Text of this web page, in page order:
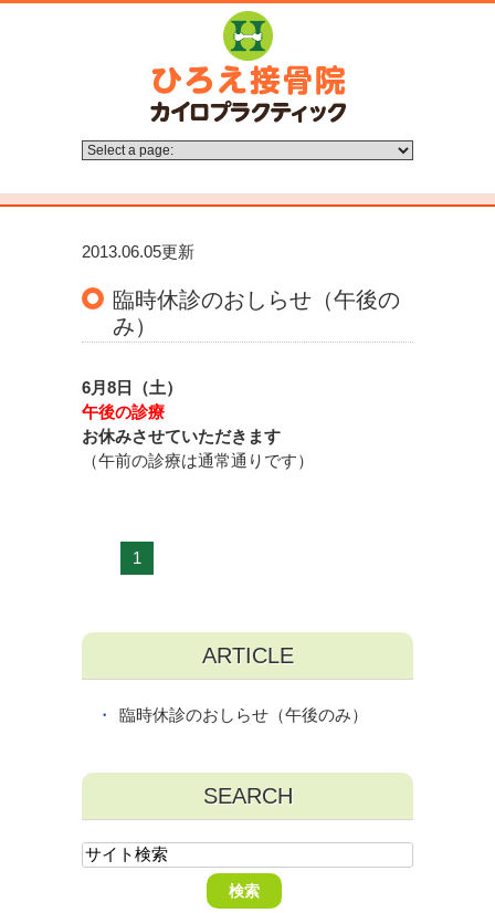
2013.06.05更新
臨時休診のおしらせ（午後の
み）
6月8日（土）
午後の診療
お休みさせていただきます
（午前の診療は通常通りです）
1
ARTICLE
臨時休診のおしらせ（午後のみ）
SEARCH